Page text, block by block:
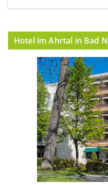
Hotel im Ahrtal in Bad